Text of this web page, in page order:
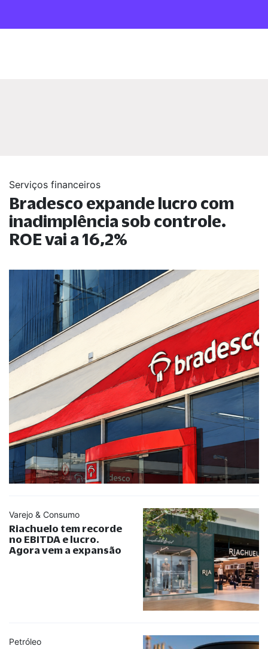
Serviços financeiros
Bradesco expande lucro com
inadimplência sob controle.
ROE vai a 16,2%
Varejo & Consumo
Riachuelo tem recorde
no EBITDA e lucro.
Agora vem a expansão
Petróleo